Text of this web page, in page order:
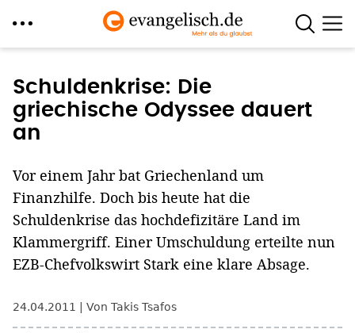
zum
Inhalt
Schuldenkrise: Die
griechische Odyssee dauert
an
Vor einem Jahr bat Griechenland um
Finanzhilfe. Doch bis heute hat die
Schuldenkrise das hochdefizitäre Land im
Klammergriff. Einer Umschuldung erteilte nun
EZB-Chefvolkswirt Stark eine klare Absage.
24.04.2011 Von Takis Tsafos